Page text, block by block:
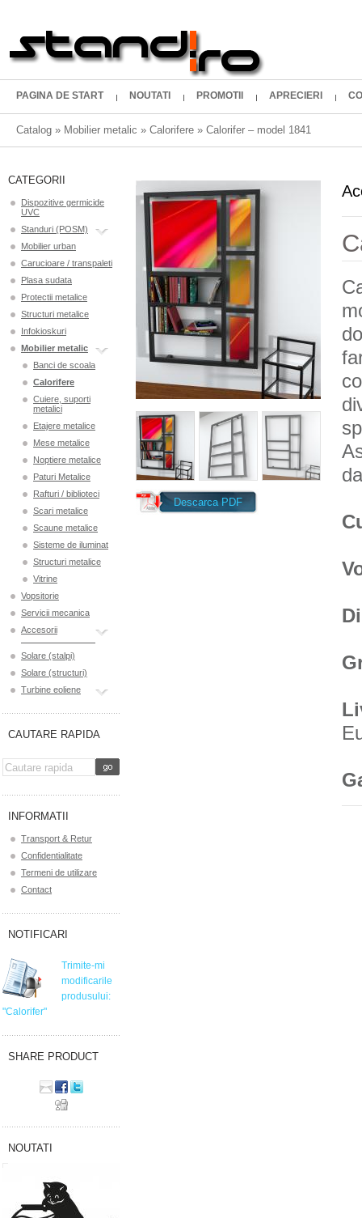
PAGINA DE START NOUTATI PROMOTII APRECIERI
Catalog » Mobilier metalic » Calorifere » Calorifer – model 1841
Descarca PDF
CATEGORII
Dispozitive germicide
UVC
Standuri (POSM)
Mobilier urban
Carucioare / transpaleti
Plasa sudata
Protectii metalice
Structuri metalice
Infokioskuri
Mobilier metalic
Banci de scoala
Calorifere
Cuiere, suporti
metalici
Etajere metalice
Mese metalice
Noptiere metalice
Paturi Metalice
Rafturi / biblioteci
Scari metalice
Scaune metalice
Sisteme de iluminat
Structuri metalice
Vitrine
Vopsitorie
Servicii mecanica
Accesorii
Solare (stalpi)
Solare (structuri)
Turbine eoliene
CAUTARE RAPIDA
INFORMATII
Transport & Retur
Confidentialitate
Termeni de utilizare
Contact
NOTIFICARI
Trimite-mi
modificarile
produsului:
"Calorifer"
SHARE PRODUCT
NOUTATI